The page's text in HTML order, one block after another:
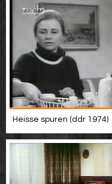
Heisse spuren (ddr 1974)